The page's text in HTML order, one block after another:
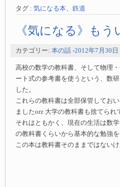
タグ : 気になる本、 鉄道
《気になる》も
カテゴリー: 本の話 -2012年7月30日
高校の数学の教科書、そして物理
ート式の参考書を使うという、数
した。
これらの教科書は全部保管してお
ましたorz 大学の教科書も捨てられ
それはともかく、現在の生活は数
の教科書くらいから基本的な勉強
この本は教科書そのままではない